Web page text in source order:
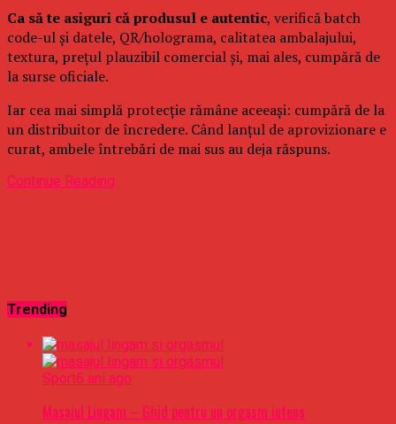
Ca să te asiguri că produsul e autentic, verifică batch
code-ul și datele, QR/holograma, calitatea ambalajului,
textura, prețul plauzibil comercial și, mai ales, cumpără de
la surse oficiale.
Iar cea mai simplă protecție rămâne aceeași: cumpără de la
un distribuitor de încredere. Când lanțul de aprovizionare e
curat, ambele întrebări de mai sus au deja răspuns.
Continue Reading
Trending
Sport6 ani ago
Masajul Lingam – Ghid pentru un orgasm intens